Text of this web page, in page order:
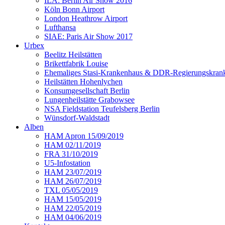
Köln Bonn Airport
London Heathrow Airport
Lufthansa
SIAE: Paris Air Show 2017
Urbex
Beelitz Heilstätten
Brikettfabrik Louise
Ehemaliges Stasi-Krankenhaus & DDR-
Heilstätten Hohenlychen
Konsumgesellschaft Berlin
Lungenheilstätte Grabowsee
NSA Fieldstation Teufelsberg Berlin
Wünsdorf-Waldstadt
Alben
HAM Apron 15/09/2019
HAM 02/11/2019
FRA 31/10/2019
U5-Infostation
HAM 23/07/2019
HAM 26/07/2019
TXL 05/05/2019
HAM 15/05/2019
HAM 22/05/2019
HAM 04/06/2019